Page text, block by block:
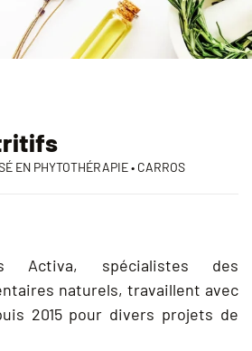
EN PHYTOTHÉRAPIE • CARROS
Activa, spécialistes des
naturels, travaillent avec
2015 pour divers projets de